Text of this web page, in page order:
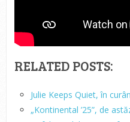
RELATED POSTS:
Julie Keeps Quiet, în
„Kontinental ’25”, de